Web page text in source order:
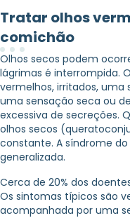
Tratar olhos
comichão
Olhos secos podem
lágrimas é interrompida.
vermelhos, irritados,
uma sensação seca ou
excessiva de secreções.
olhos secos
constante. A síndrome
generalizada.
Cerca de 20% dos
Os sintomas típicos são
acompanhada por uma